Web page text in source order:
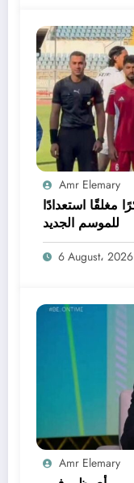
Amr Elemary
مغلقًا استعدادًا
للموسم الجديد
6 August، 2026
Amr Elemary